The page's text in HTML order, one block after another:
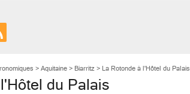
> Aquitaine > Biarritz > La Rotonde à l'Hôtel du Palais
du Palais